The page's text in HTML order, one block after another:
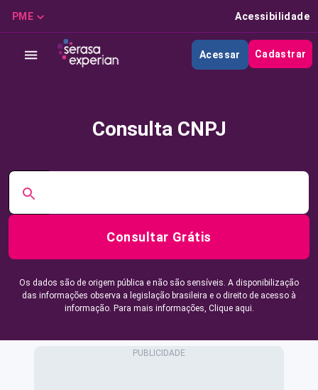
PME Acessibilidade
Acessar Cadastrar
Consulta CNPJ
Consultar Grátis
Os dados são de origem pública e não são sensíveis. A disponibilização
das informações observa a legislação brasileira e o direito de acesso à
informação. Para mais informações, Clique aqui.